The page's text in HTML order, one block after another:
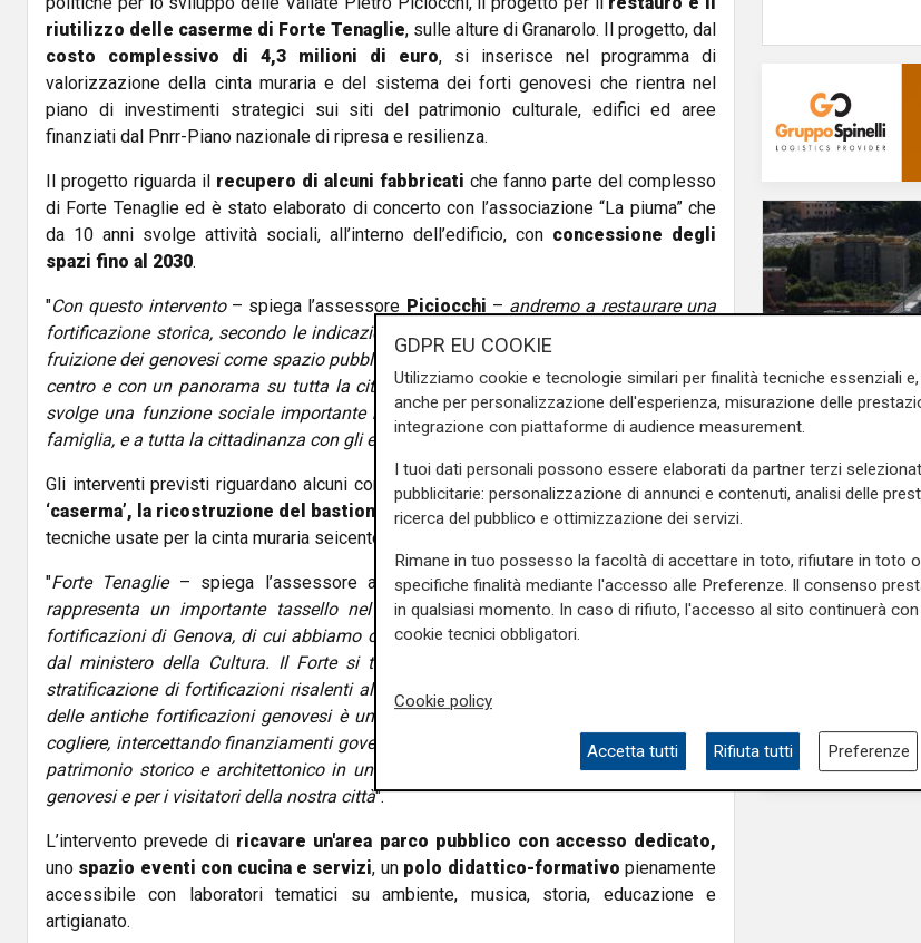
riutilizzo delle caserme di Forte Tenaglie, sulle alture di Granarolo. Il progetto, dal
costo complessivo di 4,3 milioni di euro, si inserisce nel programma di
valorizzazione della cinta muraria e del sistema dei forti genovesi che rientra nel
piano di investimenti strategici sui siti del patrimonio culturale, edifici ed aree
finanziati dal Pnrr-Piano nazionale di ripresa e resilienza.
Il progetto riguarda il recupero di alcuni fabbricati che fanno parte del complesso
di Forte Tenaglie ed è stato elaborato di concerto con l’associazione “La piuma” che
da 10 anni svolge attività sociali, all’interno dell’edificio, con concessione degli
spazi fino al 2030.
"Con questo intervento– spiega l’assessore Piciocchi – andremo a restaurare una
fortificazione storica, secondo le indicazioni della Sovrintendenza, restituendola alla
fruizione dei genovesi come spazio pubblico, immerso nella natura, a pochi passi dal
centro e con un panorama su tutta la città. L’associazione La piuma, che dal 2009
svolge una funzione sociale importante rivolta ai bambini e ai ragazzi come casa-
famiglia, e a tutta la cittadinanza con gli eventi e il volontariato nel Forte
Gli interventi previsti riguardano alcuni corpi del manufatto tra cui
la struttura della
‘caserma’, la ricostruzione del bastione San Cristoforo, riprendendo le originarie
tecniche usate per la cinta muraria seicentesca.
"Forte Tenaglie– spiega l’assessore alle Politiche culturaliBarbara Grosso–
rappresenta un importante tassello nel più ampio piano di valorizzazione delle
fortificazioni di Genova, di cui abbiamo ottenuto il finanziamento al nostro progetto
dal ministero della Cultura. Il Forte si trova in un sito storico, che presenta una
stratificazione di fortificazioni risalenti al medioevo. Recuperare il Forte e il sistema
delle antiche fortificazioni genovesi è un’occasione importante che siamo riusciti a
cogliere, intercettando finanziamenti governativi, e che ci consentirà di valorizzare un
patrimonio storico e architettonico in un contesto paesaggistico straordinario per i
genovesi e per i visitatori della nostra città".
L’intervento prevede di ricavare un'area parco pubblico con accesso dedicato,
uno spazio eventi con cucina e servizi, unpolo didattico-formativo pienamente
accessibile con laboratori tematici su ambiente, musica, storia, educazione e
artigianato.
Genova,
tre auto e un
chilometri di
Genova
GDPR EU COOKIE
Utilizziamo cookie e tecnologie similari per finalità tecniche essenziali
anche per personalizzazione dell'esperienza, misurazione delle
integrazione con piattaforme di audience measurement.
I tuoi dati personali possono essere elaborati da partner terzi
pubblicitarie: personalizzazione di annunci e contenuti, analisi delle
ricerca del pubblico e ottimizzazione dei servizi.
Rimane in tuo possesso la facoltà di accettare in toto, rifiutare in toto
specifiche finalità mediante l'accesso alle Preferenze. Il consenso
in qualsiasi momento. In caso di rifiuto, l'accesso al sito continuerà
cookie tecnici obbligatori.
Cookie policy
Accetta tutti Rifiuta tutti Preferenze